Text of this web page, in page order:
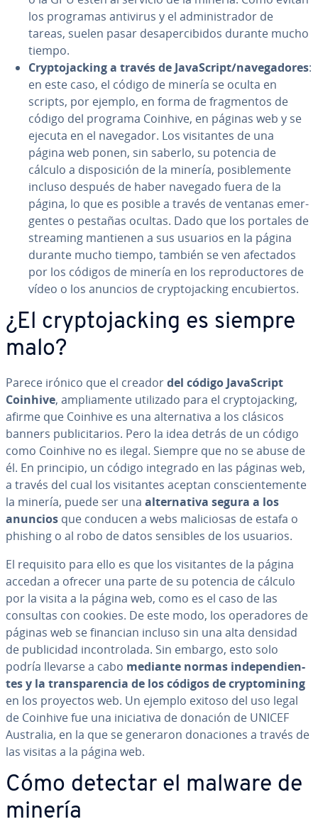
los programas antivirus y el ad­mi­ni­s­tra­dor de
tareas, suelen pasar des­ape­r­ci­bi­dos durante mucho
tiempo.
Cr­y­p­to­ja­c­ki­ng a través de Ja­va­S­cri­pt/na­ve­ga­do­res:
en este caso, el código de minería se oculta en
scripts, por ejemplo, en forma de fra­g­me­n­tos de
código del programa Coinhive, en páginas web y se
ejecuta en el navegador. Los vi­si­ta­n­tes de una
página web ponen, sin saberlo, su potencia de
cálculo a di­s­po­si­ción de la minería, po­si­ble­me­n­te
incluso después de haber navegado fuera de la
página, lo que es posible a través de ventanas eme­r­
ge­n­tes o pestañas ocultas. Dado que los portales de
streaming mantienen a sus usuarios en la página
durante mucho tiempo, también se ven afectados
por los códigos de minería en los re­pro­du­c­to­res de
vídeo o los anuncios de cr­y­p­to­ja­c­ki­ng en­cu­bie­r­tos.
¿El cr­y­p­to­ja­c­ki­ng es siempre
malo?
Parece irónico que el creadordel código Ja­va­S­cri­pt
Coinhive, am­plia­me­n­te utilizado para el cr­y­p­to­ja­c­ki­ng,
afirme que Coinhive es una al­te­r­na­ti­va a los clásicos
banners pu­bli­ci­ta­rios. Pero la idea detrás de un código
como Coinhive no es ilegal. Siempre que no se abuse de
él. En principio, un código integrado en las páginas web,
a través del cual los vi­si­ta­n­tes aceptan co­n­s­cie­n­te­me­n­te
la minería, puede ser una al­te­r­na­ti­va segura a los
anuncios que conducen a webs ma­li­cio­sas de estafa o
phishing o al robo de datos sensibles de los usuarios.
El requisito para ello es que los vi­si­ta­n­tes de la página
accedan a ofrecer una parte de su potencia de cálculo
por la visita a la página web, como es el caso de las
consultas con cookies. De este modo, los ope­ra­do­res de
páginas web se financian incluso sin una alta densidad
de pu­bli­ci­dad in­co­n­tro­la­da. Sin embargo, esto solo
podría llevarse a cabo mediante normas in­de­pe­n­die­n­
tes y la tra­n­s­pa­re­n­cia de los códigos de cr­y­p­to­mi­ni­ng
en los proyectos web. Un ejemplo exitoso del uso legal
de Coinhive fue una ini­cia­ti­va de donación de UNICEF
Australia, en la que se generaron do­na­cio­nes a través de
las visitas a la página web.
Cómo detectar el malware de
minería